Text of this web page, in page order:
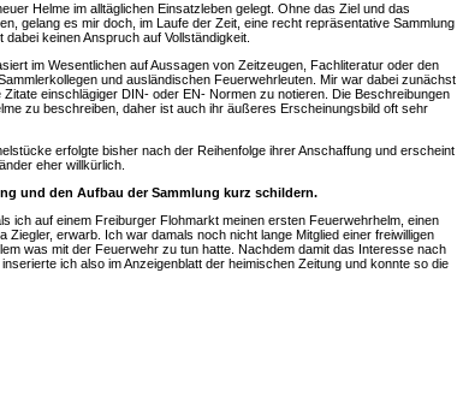
Helme im alltäglichen Einsatzleben gelegt. Ohne das Ziel und das
gelang es mir doch, im Laufe der Zeit, eine recht repräsentative Sammlung
keinen Anspruch auf Vollständigkeit.
im Wesentlichen auf Aussagen von Zeitzeugen, Fachliteratur oder den
und ausländischen Feuerwehrleuten. Mir war dabei zunächst
einschlägiger DIN- oder EN- Normen zu notieren. Die Beschreibungen
zu beschreiben, daher ist auch ihr äußeres Erscheinungsbild oft sehr
erfolgte bisher nach der Reihenfolge ihrer Anschaffung und erscheint
eher willkürlich.
und den Aufbau der Sammlung kurz schildern.
ich auf einem Freiburger Flohmarkt meinen ersten Feuerwehrhelm, einen
Ziegler, erwarb. Ich war damals noch nicht lange Mitglied einer freiwilligen
was mit der Feuerwehr zu tun hatte. Nachdem damit das Interesse nach
ich also im Anzeigenblatt der heimischen Zeitung und konnte so die